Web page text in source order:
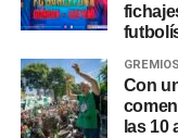
GREMIOS
Con
las 10